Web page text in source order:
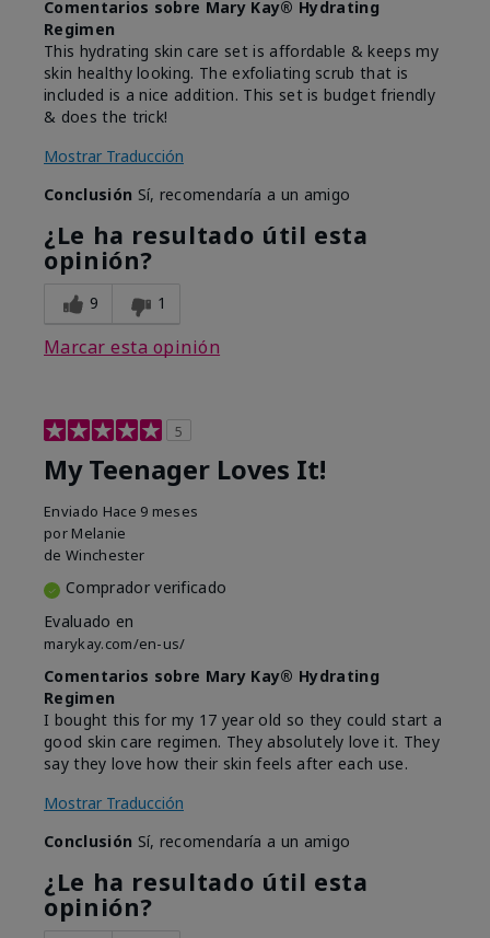
Comentarios sobre Mary Kay® Hydrating
Regimen
This hydrating skin care set is affordable & keeps my
skin healthy looking. The exfoliating scrub that is
included is a nice addition. This set is budget friendly
& does the trick!
Mostrar Traducción
Conclusión Sí, recomendaría a un amigo
¿Le ha resultado útil esta
opinión?
9 1
Marcar esta opinión
5
My Teenager Loves It!
Enviado Hace 9 meses
por Melanie
de Winchester
Comprador verificado
Evaluado en
marykay.com/en-us/
Comentarios sobre Mary Kay® Hydrating
Regimen
I bought this for my 17 year old so they could start a
good skin care regimen. They absolutely love it. They
say they love how their skin feels after each use.
Mostrar Traducción
Conclusión Sí, recomendaría a un amigo
¿Le ha resultado útil esta
opinión?